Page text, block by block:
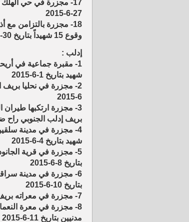
27-6-2015
18- مجزرة بالتزامن
وقوع 15 شهيداً بتاريخ 30-6-2015
إدلب :
شهيد بتاريخ 1-6-2015
6-2015
3- مجزرة ارتكبها
بريف إدلب الجنوبي راح ضحيتها 8 شهداء
شهيد بتاريخ 4-6-2015
بتاريخ 8-6-2015
بتاريخ 10-6-2015
7- مجزرة في معراته بريف ادلب راح ضحيتها 6 شهداء جراء قصف بالطيران الحربي بتاريخ 10-6-2015
مدنيين بتاريخ 11-6-2015